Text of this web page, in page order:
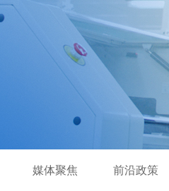
媒体聚焦 前沿政策